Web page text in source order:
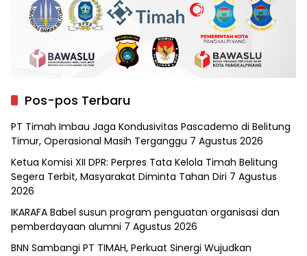
Pos-pos Terbaru
PT Timah Imbau Jaga Kondusivitas Pascademo di Belitung
Timur, Operasional Masih Terganggu 7 Agustus 2026
Ketua Komisi XII DPR: Perpres Tata Kelola Timah Belitung
Segera Terbit, Masyarakat Diminta Tahan Diri 7 Agustus
2026
IKARAFA Babel susun program penguatan organisasi dan
pemberdayaan alumni 7 Agustus 2026
BNN Sambangi PT TIMAH, Perkuat Sinergi Wujudkan